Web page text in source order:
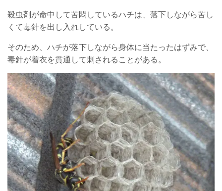
殺虫剤が命中して苦悶しているハチは、落下しながら苦し
くて毒針を出し入れしている。
そのため、ハチが落下しながら身体に当たったはずみで、
毒針が着衣を貫通して刺されることがある。